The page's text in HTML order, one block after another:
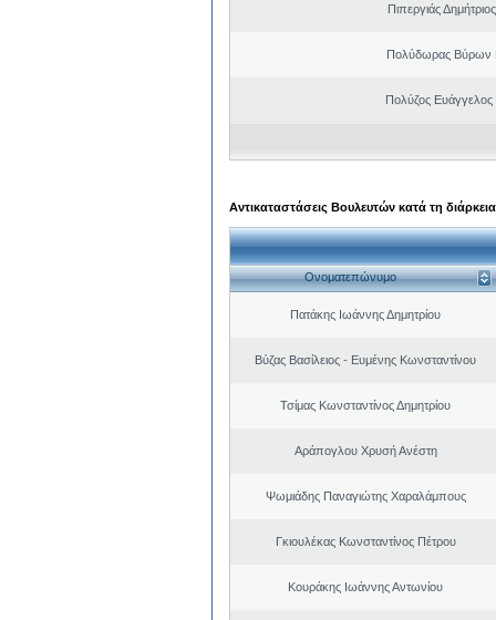
Πιπεργιάς
Πολύδωρας Βύρων
Πολύζος Ευάγγελος
Αντικαταστάσεις Βουλευτών κατά τη
Ονοματεπώνυμο
Πατάκης Ιωάννης Δημητρίου
Βύζας Βασίλειος - Ευμένης Κωνσταντίνου
Τσίμας Κωνσταντίνος Δημητρίου
Αράπογλου Χρυσή Ανέστη
Ψωμιάδης Παναγιώτης Χαραλάμπους
Γκιουλέκας Κωνσταντίνος Πέτρου
Κουράκης Ιωάννης Αντωνίου